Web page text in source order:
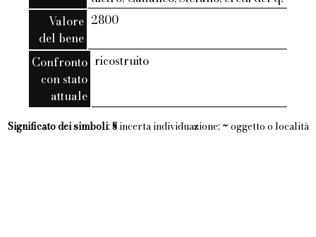
Valore
del bene
2800
Confronto
con stato
attuale
ricostruito
Significato dei simboli: §incerta individuazione; ~ oggetto o località